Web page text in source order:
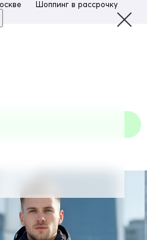
Шоппинг в рассрочку